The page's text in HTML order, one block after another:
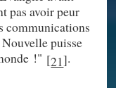
pas avoir peur
communications
puisse
!" [21].